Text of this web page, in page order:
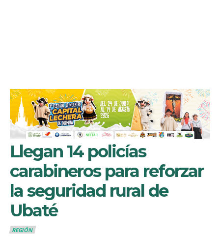
Llegan 14 policías
carabineros para reforzar
la seguridad rural de
Ubaté
REGIÓN